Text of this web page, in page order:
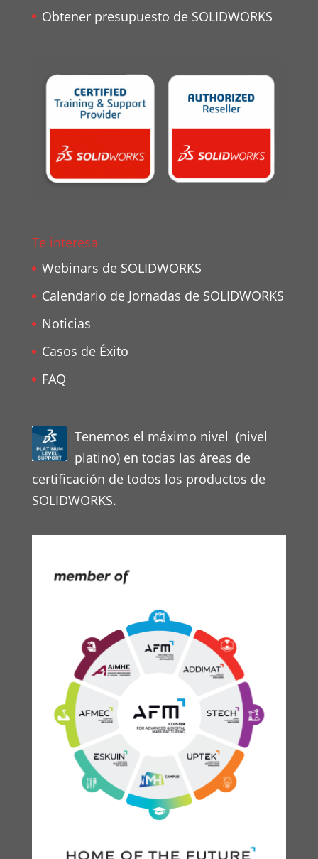
Obtener presupuesto de SOLIDWORKS
Te interesa
Webinars de SOLIDWORKS
Calendario de Jornadas de SOLIDWORKS
Noticias
Casos de Éxito
FAQ
Tenemos el máximo nivel (nivel
platino) en todas las áreas de
certificación de todos los productos de
SOLIDWORKS.